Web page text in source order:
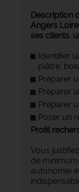
Description
Angers
ses clients,
Identifier
plâtre,
Préparer
Préparer
Préparer
Poser un
Profil
Vous
de
autonomie